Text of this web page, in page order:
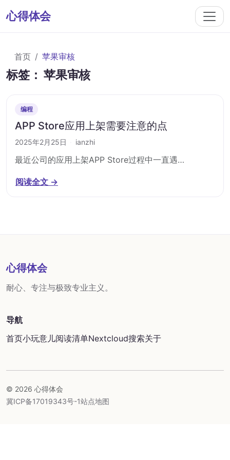
心得体会
首页 苹果审核
标签：苹果审核
编程
APP Store应用上架需要注意的点
2025年2月25日 ianzhi
最近公司的应用上架APP Store过程中一直遇…
阅读全文 →
心得体会
耐心、专注与极致专业主义。
导航
首页小玩意儿阅读清单Nextcloud搜索关于
© 2026 心得体会
冀ICP备17019343号-1站点地图